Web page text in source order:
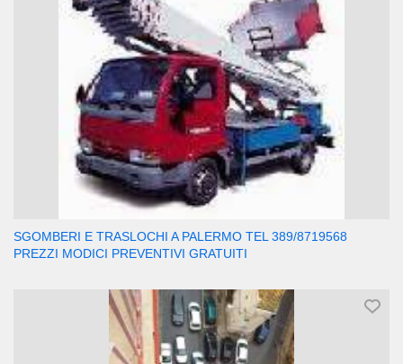
SGOMBERI E TRASLOCHI A PALERMO TEL 389/8719568
PREZZI MODICI PREVENTIVI GRATUITI